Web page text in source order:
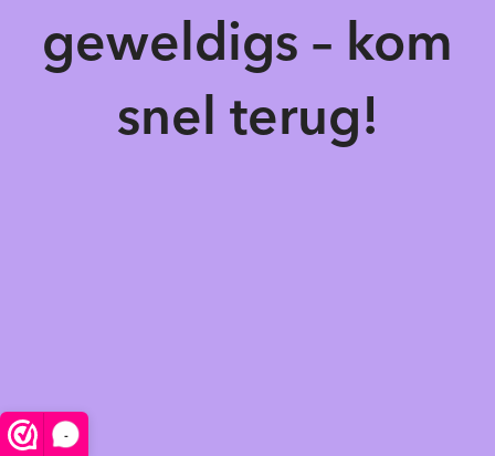
-
geweldigs – kom
snel terug!